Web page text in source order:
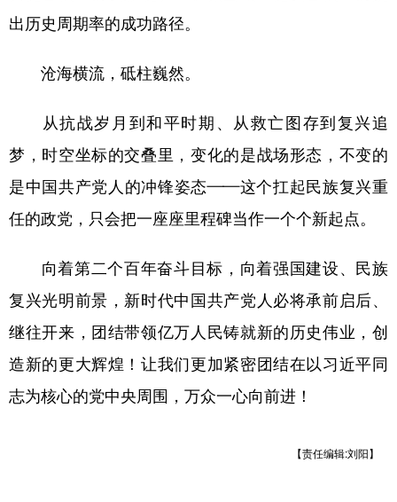
出历史周期率的成功路径。
沧海横流，砥柱巍然。
从抗战岁月到和平时期、从救亡图存到复兴追
梦，时空坐标的交叠里，变化的是战场形态，不变的
是中国共产党人的冲锋姿态——这个扛起民族复兴重
任的政党，只会把一座座里程碑当作一个个新起点。
向着第二个百年奋斗目标，向着强国建设、民族
复兴光明前景，新时代中国共产党人必将承前启后、
继往开来，团结带领亿万人民铸就新的历史伟业，创
造新的更大辉煌！让我们更加紧密团结在以习近平同
志为核心的党中央周围，万众一心向前进！
【责任编辑:刘阳】